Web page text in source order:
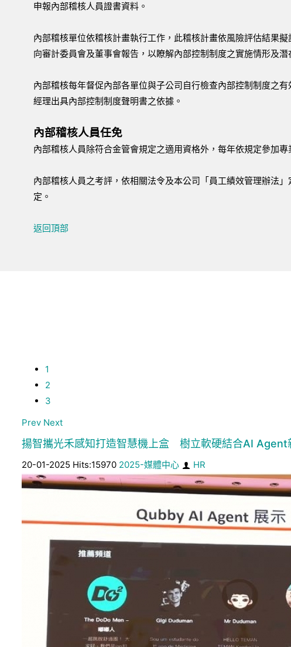
申報內部稽核人員證書資料。
內部稽核單位依稽核計畫執行工作，此稽核計畫依風險評估結果
向審計委員會及董事會報告，以瞭解內部控制制度之實施情形及潛
內部稽核每年督促內部各單位與子公司自行檢查內部控制制度之
經理出具內部控制制度聲明書之依據。
內部稽核人員任免
內部稽核人員除符合金管會規定之適用資格外，每年依規定參加
內部稽核人員之考評，依相關法令及本公司「員工績效管理辦法
定。
返回頂部
1
2
3
Prev Next
揚智攜光禾感知打造智慧機上盒 樹立軟硬結合AI
20-01-2025 Hits:15970 2025-媒體中心 HR